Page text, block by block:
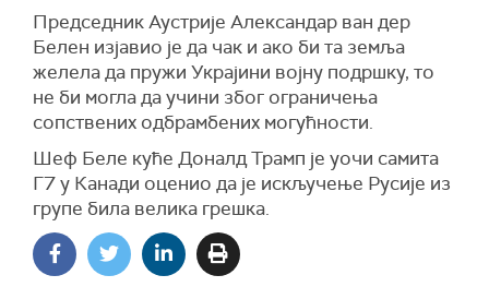
Председник Аустрије Александар ван дер
Белен изјавио је да чак и ако би та земља
желела да пружи Украјини војну подршку, то
не би могла да учини због ограничења
сопствених одбрамбених могућности.
Шеф Беле куће Доналд Трамп је уочи самита
Г7 у Канади оценио да је искључење Русије из
групе била велика грешка.